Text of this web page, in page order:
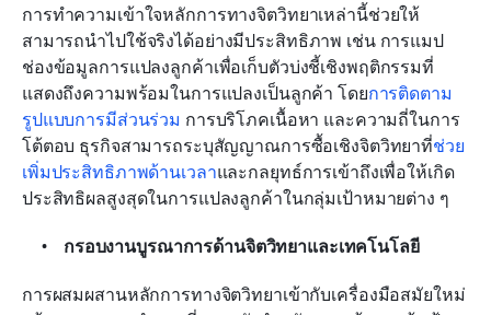
การทำความเข้าใจหลักการทางจิตวิทยาเหล่านี้ช่วยให้
สามารถนำไปใช้จริงได้อย่างมีประสิทธิภาพ เช่น การแมป
ช่องข้อมูลการแปลงลูกค้าเพื่อเก็บตัวบ่งชี้เชิงพฤติกรรมที่
แสดงถึงความพร้อมในการแปลงเป็นลูกค้า โดยการติดตาม
รูปแบบการมีส่วนร่วม การบริโภคเนื้อหา และความถี่ในการ
โต้ตอบ ธุรกิจสามารถระบุสัญญาณการซื้อเชิงจิตวิทยาที่ช่วย
เพิ่มประสิทธิภาพด้านเวลาและกลยุทธ์การเข้าถึงเพื่อให้เกิด
ประสิทธิผลสูงสุดในการแปลงลูกค้าในกลุ่มเป้าหมายต่าง ๆ
กรอบงานบูรณาการด้านจิตวิทยาและเทคโนโลยี
การผสมผสานหลักการทางจิตวิทยาเข้ากับเครื่องมือสมัยใหม่